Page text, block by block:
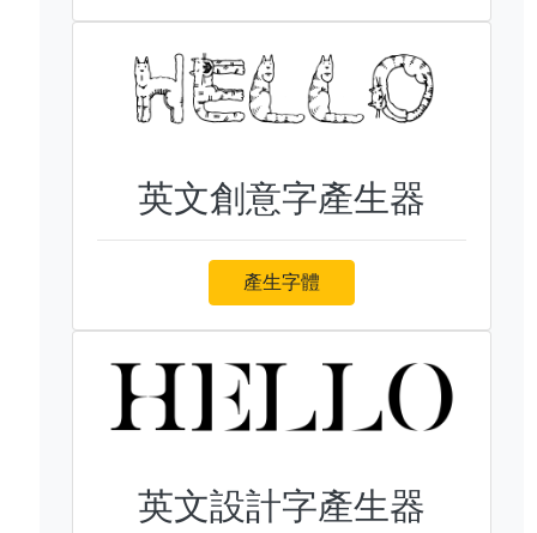
英文創意字產生器
產生字體
英文設計字產生器